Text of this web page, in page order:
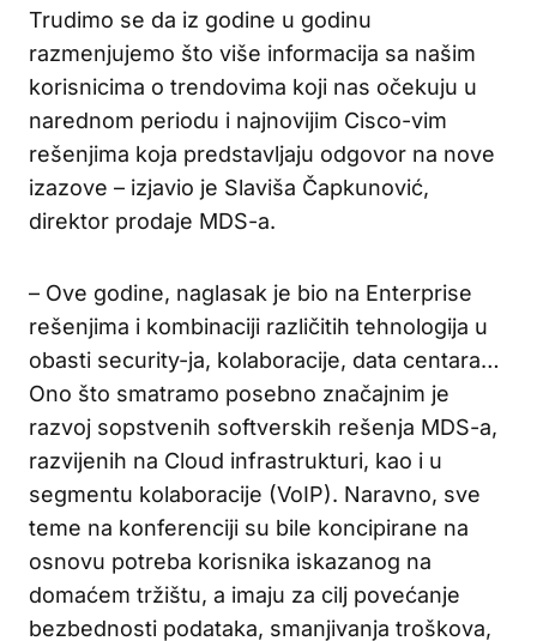
Trudimo se da iz godine u godinu
razmenjujemo što više informacija sa našim
korisnicima o trendovima koji nas očekuju u
narednom periodu i najnovijim Cisco-vim
rešenjima koja predstavljaju odgovor na nove
izazove – izjavio je Slaviša Čapkunović,
direktor prodaje MDS-a.
– Ove godine, naglasak je bio na Enterprise
rešenjima i kombinaciji različitih tehnologija u
obasti security-ja, kolaboracije, data centara…
Ono što smatramo posebno značajnim je
razvoj sopstvenih softverskih rešenja MDS-a,
razvijenih na Cloud infrastrukturi, kao i u
segmentu kolaboracije (VoIP). Naravno, sve
teme na konferenciji su bile koncipirane na
osnovu potreba korisnika iskazanog na
domaćem tržištu, a imaju za cilj povećanje
bezbednosti podataka, smanjivanja troškova,